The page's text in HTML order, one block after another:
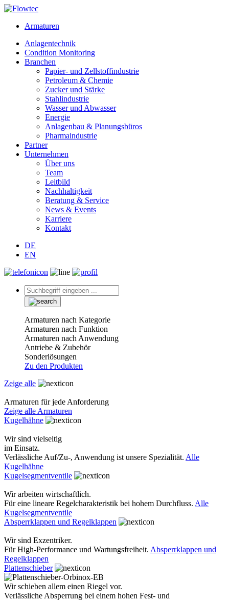
Skip
contentArmaturen
Anlagentechnik
Condition Monitoring
Branchen
Papier- und Zellstoffindustrie
Petroleum & Chemie
Zucker und Stärke
Stahlindustrie
Wasser und Abwasser
Energie
Anlagenbau & Planungsbüros
Pharmaindustrie
Partner
Unternehmen
Über uns
Team
Leitbild
Nachhaltigkeit
Beratung & Service
News & Events
Karriere
Kontakt
DE
EN
Armaturen nach Kategorie
Armaturen nach Funktion
Armaturen nach Anwendung
Antriebe & Zubehör
Sonderlösungen
Zu den Produkten
Zeige alle
Armaturen für jede Anforderung
Zeige alle Armaturen
Kugelhähne
Wir sind vielseitig
im Einsatz.
Verlässliche Auf/Zu-, Anwendung ist unsere Spezialität. Alle
Kugelhähne
Kugelsegmentventile
Wir arbeiten wirtschaftlich.
Für eine lineare Regelcharakteristik bei hohem Durchfluss. Alle
Kugelsegmentventile
Absperrklappen und Regelklappen
Wir sind Exzentriker.
Für High-Performance und Wartungsfreiheit. Absperrklappen und
Regelklappen
Plattenschieber
Wir schieben allem einen Riegel vor.
Verlässliche Absperrung bei einem hohen Fest- und